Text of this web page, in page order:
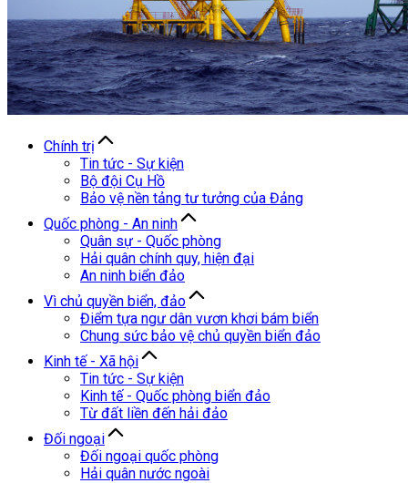
Chính trị
Tin tức - Sự kiện
Bộ đội Cụ Hồ
Bảo vệ nền tảng tư tưởng của Đảng
Quốc phòng - An ninh
Quân sự - Quốc phòng
Hải quân chính quy, hiện đại
An ninh biển đảo
Vì chủ quyền biển, đảo
Điểm tựa ngư dân vươn khơi bám biển
Chung sức bảo vệ chủ quyền biển đảo
Kinh tế - Xã hội
Tin tức - Sự kiện
Kinh tế - Quốc phòng biển đảo
Từ đất liền đến hải đảo
Đối ngoại
Đối ngoại quốc phòng
Hải quân nước ngoài